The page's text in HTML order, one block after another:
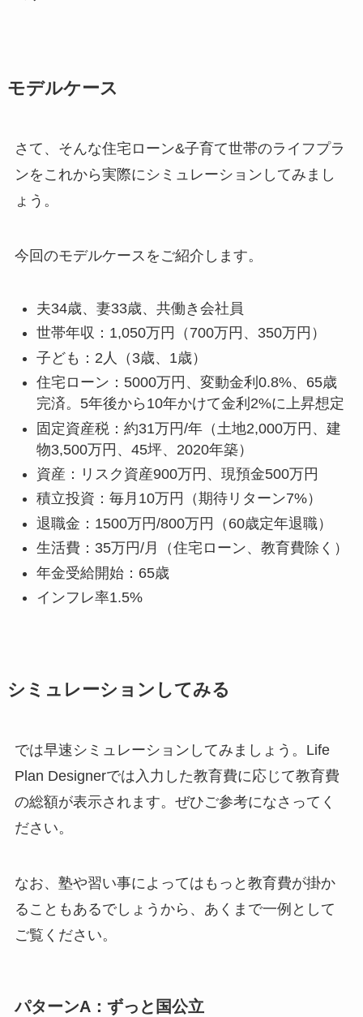
モデルケース
さて、そんな住宅ローン&子育て世帯のライフプラ
ンをこれから実際にシミュレーションしてみまし
ょう。
今回のモデルケースをご紹介します。
夫34歳、妻33歳、共働き会社員
世帯年収：1,050万円（700万円、350万円）
子ども：2人（3歳、1歳）
住宅ローン：5000万円、変動金利0.8%、65歳
完済。5年後から10年かけて金利2%に上昇想定
固定資産税：約31万円/年（土地2,000万円、建
物3,500万円、45坪、2020年築）
資産：リスク資産900万円、現預金500万円
積立投資：毎月10万円（期待リターン7%）
退職金：1500万円/800万円（60歳定年退職）
生活費：35万円/月（住宅ローン、教育費除く）
年金受給開始：65歳
インフレ率1.5%
シミュレーションしてみる
では早速シミュレーションしてみましょう。Life
Plan Designerでは入力した教育費に応じて教育費
の総額が表示されます。ぜひご参考になさってく
ださい。
なお、塾や習い事によってはもっと教育費が掛か
ることもあるでしょうから、あくまで一例として
ご覧ください。
パターンA：ずっと国公立